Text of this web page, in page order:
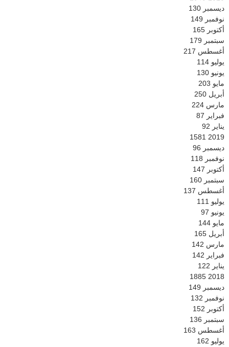
ديسمبر 130
نوفمبر 149
أكتوبر 165
سبتمبر 179
أغسطس 217
يوليو 114
يونيو 130
مايو 203
أبريل 250
مارس 224
فبراير 87
يناير 92
2019
1581
ديسمبر 96
نوفمبر 118
أكتوبر 147
سبتمبر 160
أغسطس 137
يوليو 111
يونيو 97
مايو 144
أبريل 165
مارس 142
فبراير 142
يناير 122
2018
1885
ديسمبر 149
نوفمبر 132
أكتوبر 152
سبتمبر 136
أغسطس 163
يوليو 162